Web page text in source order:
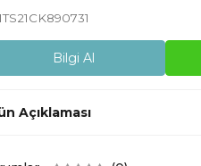
Bilgi Al
Açıklaması